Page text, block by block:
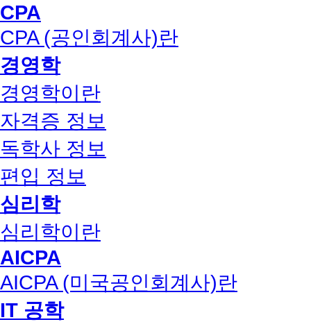
CPA
CPA (공인회계사)란
경영학
경영학이란
자격증 정보
독학사 정보
편입 정보
심리학
심리학이란
AICPA
AICPA (미국공인회계사)란
IT 공학